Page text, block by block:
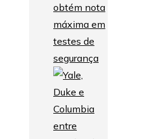
obtém nota
máxima em
testes de
segurança